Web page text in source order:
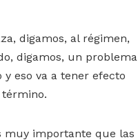
digamos, al régimen,
digamos, un problema
eso va a tener efecto
muy importante que las